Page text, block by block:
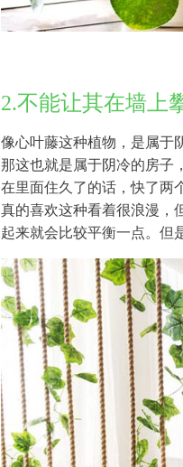
2.不能让其在墙上
像心叶藤这种植物，是属于
那这也就是属于阴冷的房子
在里面住久了的话，快了两
真的喜欢这种看着很浪漫，
起来就会比较平衡一点。但